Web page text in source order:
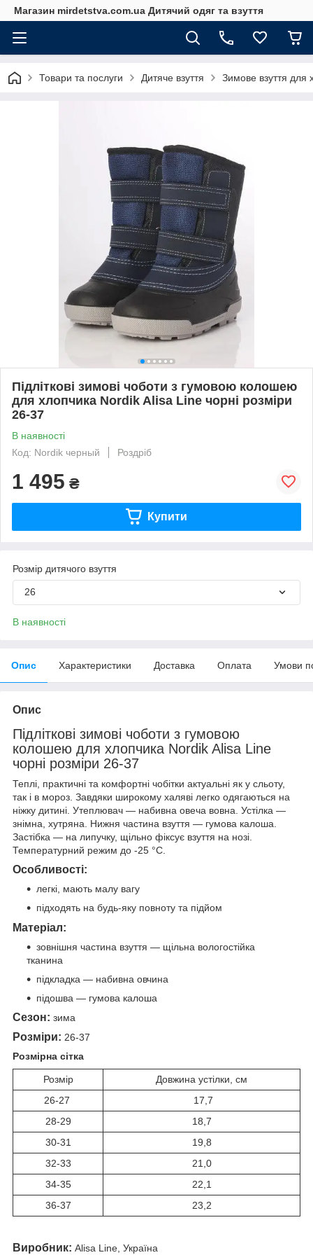
Магазин mirdetstva.com.ua Дитячий одяг та взуття
Товари та послуги Дитяче взуття Зимове взуття для
Підліткові зимові чоботи з гумовою колошею
для хлопчика Nordik Alisa Line чорні розміри
26-37
В наявності
Код: Nordik черный
Роздріб
1 495 ₴
Купити
Розмір дитячого взуття
26
В наявності
Опис Характеристики Доставка Оплата Умови
Опис
Підліткові зимові чоботи з гумовою
колошею для хлопчика Nordik Alisa Line
чорні розміри 26-37
Теплі, практичні та комфортні чобітки актуальні як у сльоту,
так і в мороз. Завдяки широкому халяві легко одягаються на
ніжку дитині. Утеплювач — набивна овеча вовна. Устілка —
знімна, хутряна. Нижня частина взуття — гумова калоша.
Застібка — на липучку, щільно фіксує взуття на нозі.
Температурний режим до -25 °C.
Особливості:
легкі, мають малу вагу
підходять на будь-яку повноту та підйом
Матеріал:
зовнішня частина взуття — щільна вологостійка
тканина
підкладка — набивна овчина
підошва — гумова калоша
Сезон: зима
Розміри: 26-37
Розмірна сітка
Розмір
Довжина устілки, см
26-27
17,7
28-29
18,7
30-31
19,8
32-33
21,0
34-35
22,1
36-37
23,2
Виробник: Alisa Line, Україна